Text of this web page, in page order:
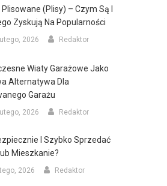
Plisowane (plisy) – Czym Są I
Zyskują Na Popularności
2026 Redaktor
Wiaty Garażowe Jako
Alternatywa Dla
Garażu
2026 Redaktor
I Szybko Sprzedać
Mieszkanie?
2026 Redaktor